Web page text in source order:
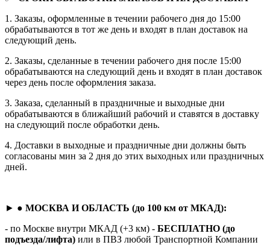
1. Заказы, оформленные в течении рабочего дня до 15:00
обрабатываются в тот же день и входят в план доставок на
следующий день.
2. Заказы, сделанные в течении рабочего дня после 15:00
обрабатываются на следующий день и входят в план доставок
через день после оформления заказа.
3. Заказа, сделанный в праздничные и выходные дни
обрабатываются в ближайший рабочий и ставятся в доставку
на следующий после обработки день.
4. Доставки в выходные и праздничные дни должны быть
согласованы мин за 2 дня до этих выходных или праздничных
дней.
► ● МОСКВА И ОБЛАСТЬ (до 100 км от МКАД):
- по Москве внутри МКАД (+3 км) - БЕСПЛАТНО (до
подъезда/лифта) или в ПВЗ любой Транспортной Компании